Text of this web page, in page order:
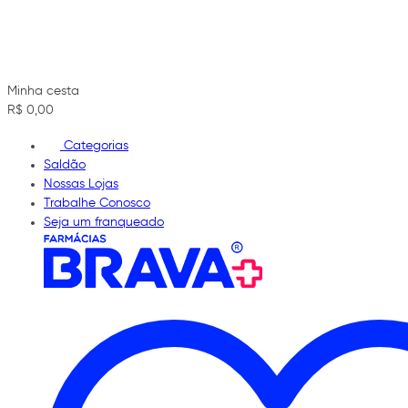
Minha cesta
R$ 0,00
Categorias
Saldão
Nossas Lojas
Trabalhe Conosco
Seja um franqueado